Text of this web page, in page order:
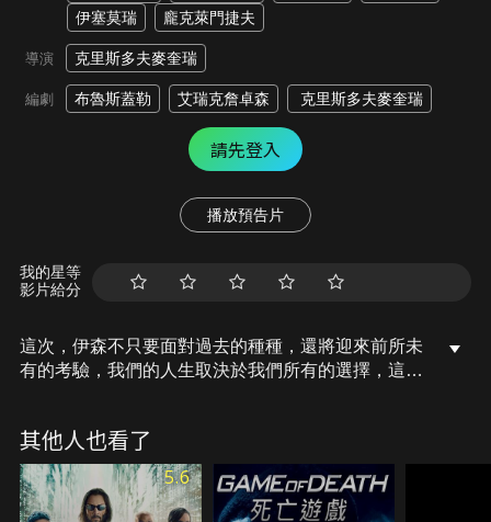
伊塞莫瑞
龐克萊門捷夫
導演 克里斯多夫麥奎瑞
編劇 布魯斯蓋勒 艾瑞克詹卓森 克里斯多夫麥奎瑞
請先登入
播放預告片
我的星等
影片給分
這次，伊森不只要面對過去的種種，還將迎來前所未
有的考驗，我們的人生取決於我們所有的選擇，這是
其他人也看了
5.6